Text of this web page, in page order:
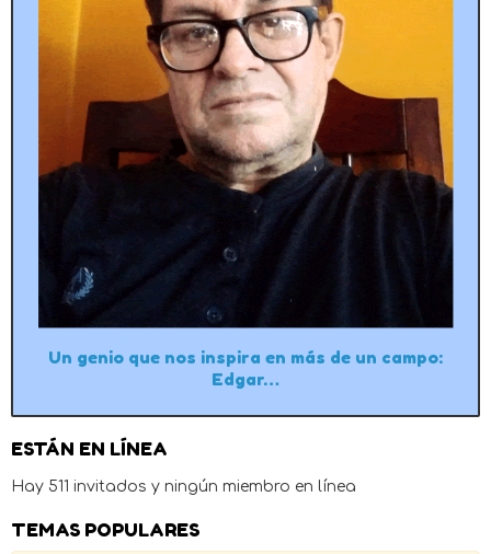
Un genio que nos inspira en más de un campo:
Edgar…
ESTÁN EN LÍNEA
Hay 511 invitados y ningún miembro en línea
TEMAS POPULARES